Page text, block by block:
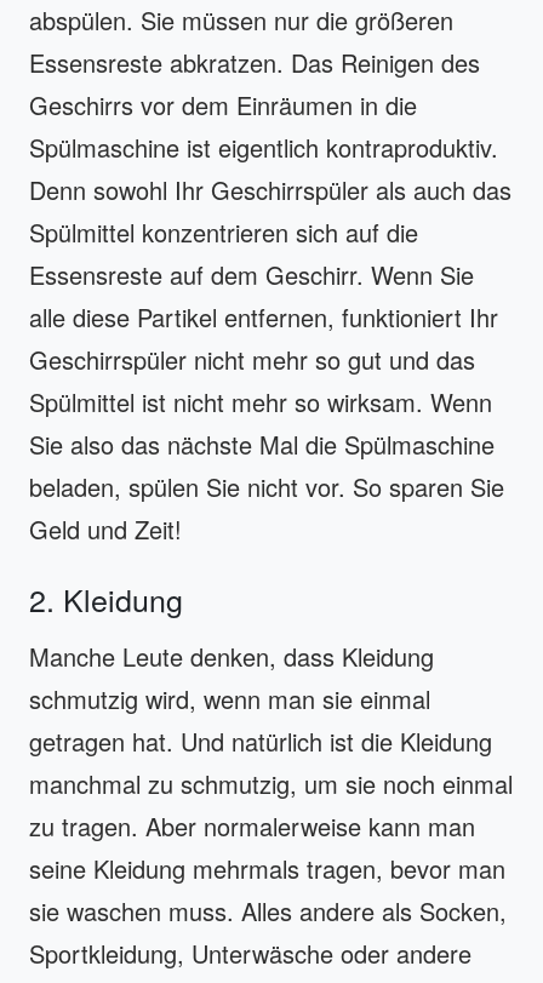
abspülen. Sie müssen nur die größeren
Essensreste abkratzen. Das Reinigen des
Geschirrs vor dem Einräumen in die
Spülmaschine ist eigentlich kontraproduktiv.
Denn sowohl Ihr Geschirrspüler als auch das
Spülmittel konzentrieren sich auf die
Essensreste auf dem Geschirr. Wenn Sie
alle diese Partikel entfernen, funktioniert Ihr
Geschirrspüler nicht mehr so gut und das
Spülmittel ist nicht mehr so wirksam. Wenn
Sie also das nächste Mal die Spülmaschine
beladen, spülen Sie nicht vor. So sparen Sie
Geld und Zeit!
2. Kleidung
Manche Leute denken, dass Kleidung
schmutzig wird, wenn man sie einmal
getragen hat. Und natürlich ist die Kleidung
manchmal zu schmutzig, um sie noch einmal
zu tragen. Aber normalerweise kann man
seine Kleidung mehrmals tragen, bevor man
sie waschen muss. Alles andere als Socken,
Sportkleidung, Unterwäsche oder andere